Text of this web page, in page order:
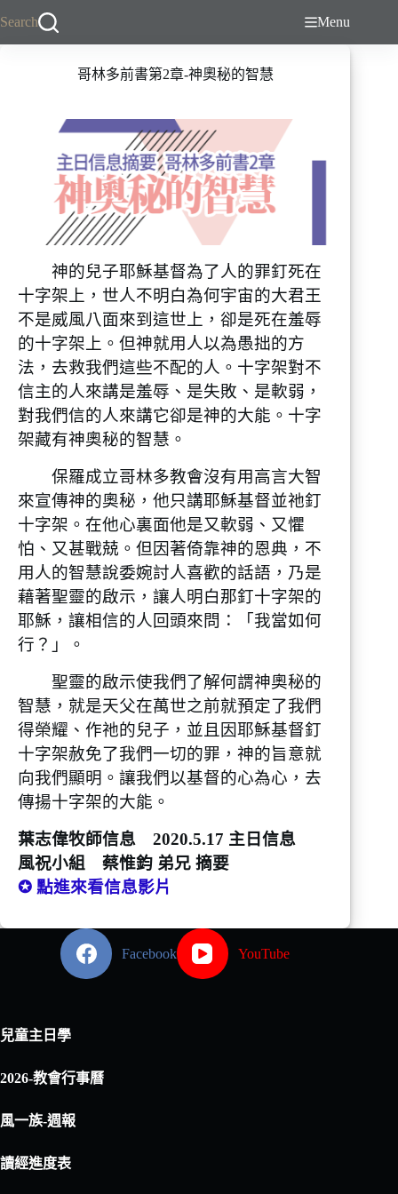
Search Menu
哥林多前書第2章-神奧秘的智慧
神的兒子耶穌基督為了人的罪釘死在
十字架上，世人不明白為何宇宙的大君王
不是威風八面來到這世上，卻是死在羞辱
的十字架上。但神就用人以為愚拙的方
法，去救我們這些不配的人。十字架對不
信主的人來講是羞辱、是失敗、是軟弱，
對我們信的人來講它卻是神的大能。十字
架藏有神奧秘的智慧。
保羅成立哥林多教會沒有用高言大智
來宣傳神的奧秘，他只講耶穌基督並祂釘
十字架。在他心裏面他是又軟弱、又懼
怕、又甚戰兢。但因著倚靠神的恩典，不
用人的智慧說委婉討人喜歡的話語，乃是
藉著聖靈的啟示，讓人明白那釘十字架的
耶穌，讓相信的人回頭來問：「我當如何
行？」。
聖靈的啟示使我們了解何謂神奧秘的
智慧，就是天父在萬世之前就預定了我們
得榮耀、作祂的兒子，並且因耶穌基督釘
十字架赦免了我們一切的罪，神的旨意就
向我們顯明。讓我們以基督的心為心，去
傳揚十字架的大能。
葉志偉牧師信息 2020.5.17 主日信息
風祝小組 蔡惟鈞 弟兄 摘要
✪ 點進來看信息影片
Facebook YouTube
兒童主日學
2026-教會行事曆
風一族-週報
讀經進度表